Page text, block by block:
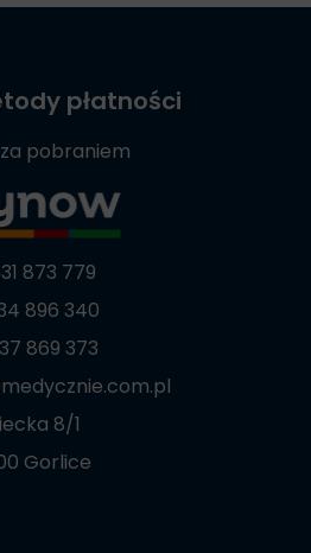
płatności
pobraniem
873 779
896 340
869 373
8/1
Gorlice